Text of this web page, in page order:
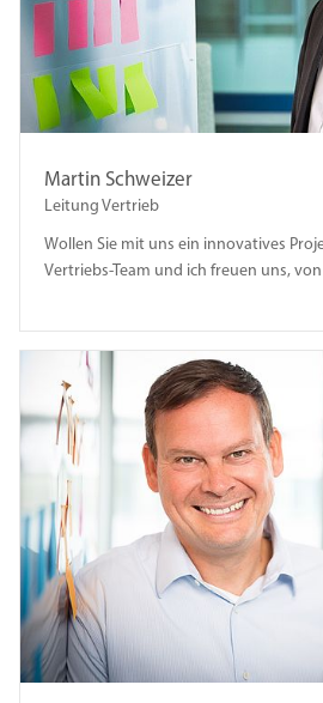
Martin Schweizer
Leitung Vertrieb
Wollen Sie mit uns ein innovatives
Vertriebs-Team und ich freuen uns,